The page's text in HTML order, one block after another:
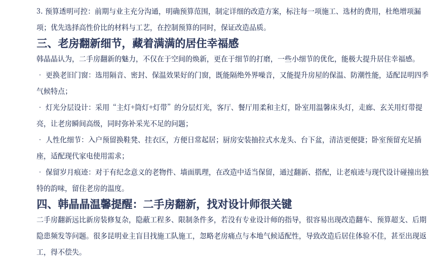
3. 预算透明可控：前期与业主充分沟通，明确预算范围，制定详细的改造方案，标注每一项施工、选材的费用，杜绝增项漏
项；优先选择高性价比的材料与工艺，在控制预算的同时，保证改造品质。
三、老房翻新细节，藏着满满的居住幸福感
韩晶晶认为，二手房翻新的魅力，不仅在于空间的焕新，更在于细节的打磨，一些小细节的优化，能极大提升居住幸福感。
• 更换老旧门窗：选用隔音、密封、保温效果好的门窗，既能隔绝外界噪音，又能提升房屋的保温、防潮性能，适配昆明四季
气候特点；
• 灯光分层设计：采用“主灯+筒灯+灯带”的分层灯光，客厅、餐厅用柔和主灯，卧室用温馨床头灯，走廊、玄关用灯带提
亮，让老房瞬间高级，同时弥补采光不足的问题；
• 人性化细节：入户预留换鞋凳、挂衣区，方便日常起居；厨房安装抽拉式水龙头、台下盆，清洁更便捷；卧室预留充足插
座，适配现代家电使用需求；
• 保留岁月痕迹：对于有纪念意义的老物件、墙面肌理，在改造中适当保留，通过翻新、搭配，让老痕迹与现代设计碰撞出独
特的韵味，留住老房的温度。
四、韩晶晶温馨提醒：二手房翻新，找对设计师很关键
二手房翻新远比新房装修复杂，隐蔽工程多、限制条件多，若没有专业设计师的指导，很容易出现改造翻车、预算超支、后期
隐患频发等问题。很多昆明业主盲目找施工队施工，忽略老房痛点与本地气候适配性，导致改造后居住体验不佳，甚至出现返
工，得不偿失。